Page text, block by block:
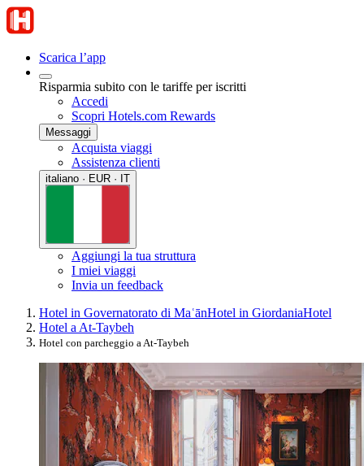
Scarica l’app
Risparmia subito con le tariffe per iscritti
Accedi
Scopri Hotels.com Rewards
Messaggi
Acquista viaggi
Assistenza clienti
italiano · EUR · IT
Aggiungi la tua struttura
I miei viaggi
Invia un feedback
Hotel in Governatorato di MaʿānHotel in GiordaniaHotel
Hotel a At-Taybeh
Hotel con parcheggio a At-Taybeh